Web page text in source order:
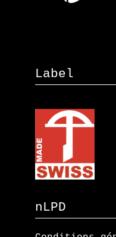
Label
nLPD